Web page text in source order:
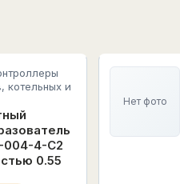
котельных и
004-4-C2
0.55
Нет фото